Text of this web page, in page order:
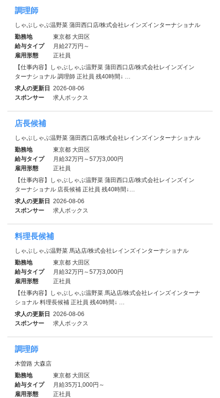
調理師
しゃぶしゃぶ温野菜 蒲田西口店/株式会社レインズインターナショナル
勤務地
東京都 大田区
給与タイプ
月給27万円～
雇用形態
正社員
【仕事内容】しゃぶしゃぶ温野菜 蒲田西口店/株式会社レインズイン
ターナショナル 調理師 正社員 残40時間↓ …
求人の更新日 2026-08-06
スポンサー
求人ボックス
店長候補
しゃぶしゃぶ温野菜 蒲田西口店/株式会社レインズインターナショナル
勤務地
東京都 大田区
給与タイプ
月給32万円～57万3,000円
雇用形態
正社員
【仕事内容】しゃぶしゃぶ温野菜 蒲田西口店/株式会社レインズイン
ターナショナル 店長候補 正社員 残40時間↓…
求人の更新日 2026-08-06
スポンサー
求人ボックス
料理長候補
しゃぶしゃぶ温野菜 馬込店/株式会社レインズインターナショナル
勤務地
東京都 大田区
給与タイプ
月給32万円～57万3,000円
雇用形態
正社員
【仕事内容】しゃぶしゃぶ温野菜 馬込店/株式会社レインズインターナ
ショナル 料理長候補 正社員 残40時間↓ …
求人の更新日 2026-08-06
スポンサー
求人ボックス
調理師
木曽路 大森店
勤務地
東京都 大田区
給与タイプ
月給35万1,000円～
雇用形態
正社員